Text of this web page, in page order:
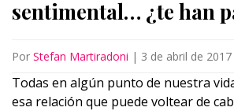
sentimental… ¿te han
Por Stefan Martiradoni | 3 de abril de 2017
Todas en algún punto de nuestra
esa relación que puede voltear de